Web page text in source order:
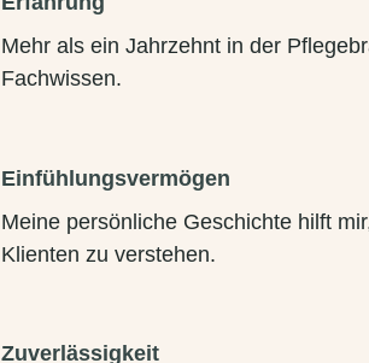
Mehr als ein Jahrzehnt in der
Fachwissen.
Einfühlungsvermögen
Meine persönliche Geschichte hilft
Klienten zu verstehen.
Zuverlässigkeit